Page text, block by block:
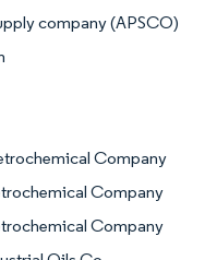
company (APSCO)
Company
Company
Company